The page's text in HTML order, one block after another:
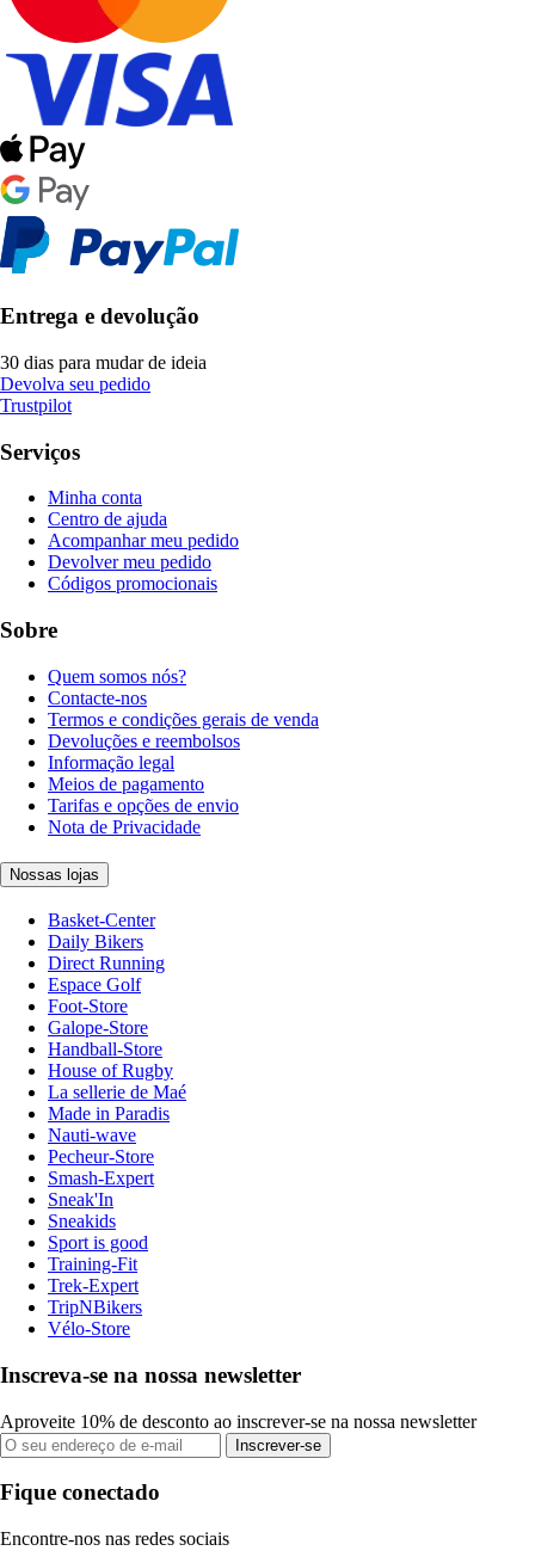
Entrega e devolução
30 dias para mudar de ideia
Devolva seu pedido
Trustpilot
Serviços
Minha conta
Centro de ajuda
Acompanhar meu pedido
Devolver meu pedido
Códigos promocionais
Sobre
Quem somos nós?
Contacte-nos
Termos e condições gerais de venda
Devoluções e reembolsos
Informação legal
Meios de pagamento
Tarifas e opções de envio
Nota de Privacidade
Nossas lojas
Basket-Center
Daily Bikers
Direct Running
Espace Golf
Foot-Store
Galope-Store
Handball-Store
House of Rugby
La sellerie de Maé
Made in Paradis
Nauti-wave
Pecheur-Store
Smash-Expert
Sneak'In
Sneakids
Sport is good
Training-Fit
Trek-Expert
TripNBikers
Vélo-Store
Inscreva-se na nossa newsletter
Aproveite 10% de desconto ao inscrever-se na nossa newsletter
Inscrever-se
Fique conectado
Encontre-nos nas redes sociais